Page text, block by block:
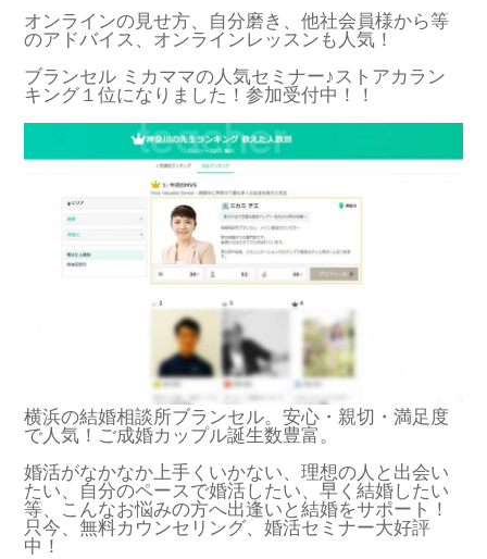
オンラインの見せ方、自分磨き、他社会員様から等
のアドバイス、オンラインレッスンも人気！
ブランセル ミカママの人気セミナー♪ストアカラン
キング１位になりました！参加受付中！！
横浜の結婚相談所ブランセル。安心・親切・満足度
で人気！ご成婚カップル誕生数豊富。
婚活がなかなか上手くいかない、理想の人と出会い
たい、自分のペースで婚活したい、早く結婚したい
等、こんなお悩みの方へ出逢いと結婚をサポート！
只今、無料カウンセリング、婚活セミナー大好評
中！